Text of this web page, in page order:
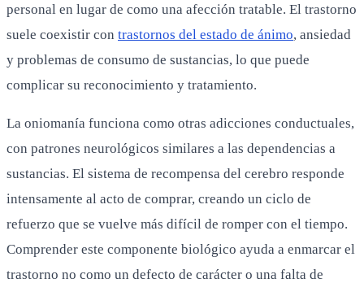
personal en lugar de como una afección tratable. El trastorno
suele coexistir con trastornos del estado de ánimo, ansiedad
y problemas de consumo de sustancias, lo que puede
complicar su reconocimiento y tratamiento.
La oniomanía funciona como otras adicciones conductuales,
con patrones neurológicos similares a las dependencias a
sustancias. El sistema de recompensa del cerebro responde
intensamente al acto de comprar, creando un ciclo de
refuerzo que se vuelve más difícil de romper con el tiempo.
Comprender este componente biológico ayuda a enmarcar el
trastorno no como un defecto de carácter o una falta de